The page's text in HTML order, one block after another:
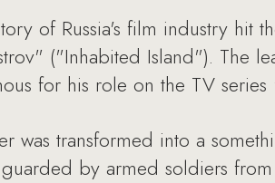
of Russia's film industry hit
("Inhabited Island"). The
for his role on the TV
was transformed into a
by armed soldiers from